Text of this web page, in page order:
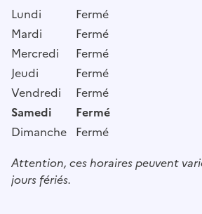
Lundi
Fermé
Mardi
Fermé
Mercredi
Fermé
Jeudi
Fermé
Vendredi
Fermé
Samedi
Fermé
Dimanche Fermé
Attention, ces horaires peuvent
jours fériés.